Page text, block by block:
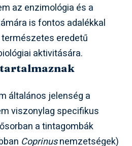
az enzimológia és a
is fontos adalékkal
eredetű
aktivitására.
általános jelenség a
viszonylag specifikus
a tintagombák
Coprinusnemzetségek)